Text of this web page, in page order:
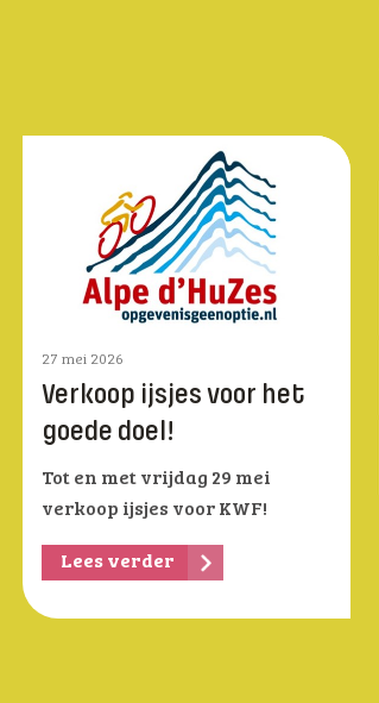
27 mei 2026
Verkoop ijsjes voor het
goede doel!
Tot en met vrijdag 29 mei
verkoop ijsjes voor KWF!
Lees verder